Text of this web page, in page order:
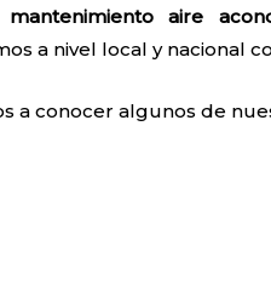
mantenimiento aire
a nivel local y nacional
a conocer algunos de